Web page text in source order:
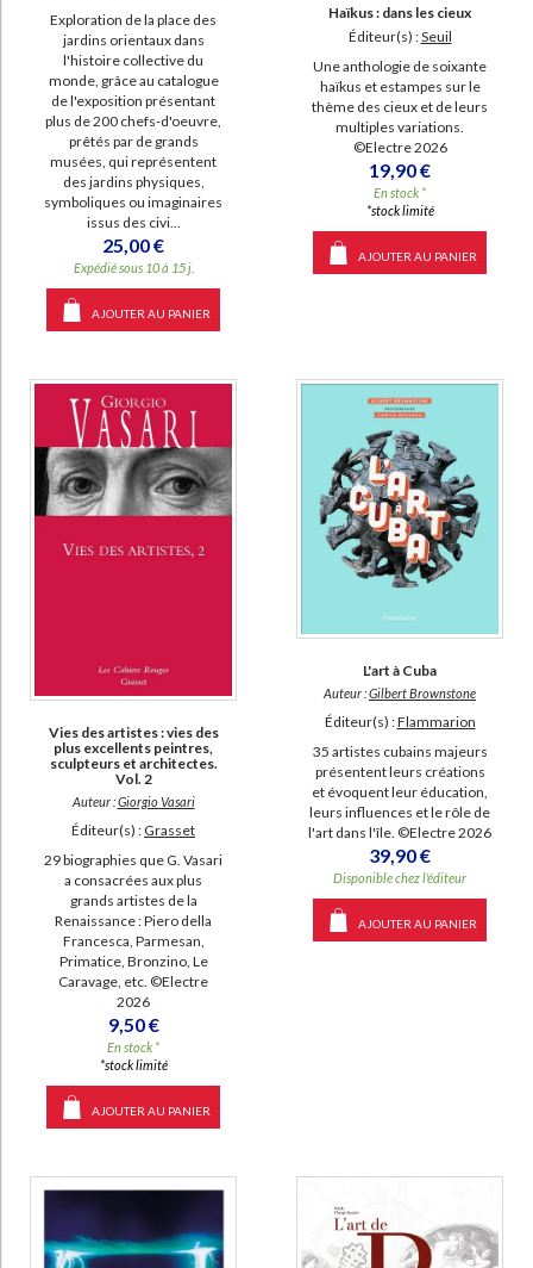
Exploration de la place des
jardins orientaux dans
l'histoire collective du
monde, grâce au catalogue
de l'exposition présentant
plus de 200 chefs-d'oeuvre,
prêtés par de grands
musées, qui représentent
des jardins physiques,
symboliques ou imaginaires
issus des civi...
25,00 €
Expédié sous 10 à 15 j.
AJOUTER AU PANIER
Haïkus : dans les cieux
Éditeur(s) :Seuil
Une anthologie de soixante
haïkus et estampes sur le
thème des cieux et de leurs
multiples variations.
©Electre 2026
19,90 €
En stock *
*stock limité
AJOUTER AU PANIER
Vies des artistes : vies des
plus excellents peintres,
sculpteurs et architectes.
Vol. 2
Auteur :Giorgio Vasari
Éditeur(s) : Grasset
29 biographies que G. Vasari
a consacrées aux plus
grands artistes de la
Renaissance : Piero della
Francesca, Parmesan,
Primatice, Bronzino, Le
Caravage, etc. ©Electre
2026
9,50 €
En stock *
*stock limité
AJOUTER AU PANIER
L'art à Cuba
Auteur :Gilbert Brownstone
Éditeur(s) :Flammarion
35 artistes cubains majeurs
présentent leurs créations
et évoquent leur éducation,
leurs influences et le rôle de
l'art dans l'île. ©Electre 2026
39,90 €
Disponible chez l'éditeur
AJOUTER AU PANIER